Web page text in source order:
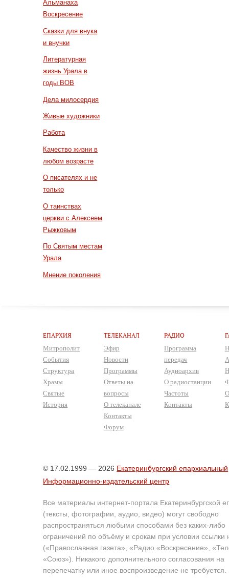
Альманаха
Воскресение
Сказки для внука
и внучки
Литературная
жизнь Урала в
годы ВОВ
Дела милосердия
Живые художники
Работа
Качество жизни в
любом возрасте
О писателях и не
только
О таинствах
церкви с Алексеем
Рыжковым
По Святым местам
Урала
Мнение поколения
ЕПАРХИЯ
Митрополит
События
Структура
Храмы
Святые
История
ТЕЛЕКАНАЛ
Эфир
Новости
Программы
Ответы на
вопросы
О телеканале
Контакты
Форум
РАДИО
Программа
передач
Аудиоархив
О радиостанции
Частоты
Контакты
© 17.02.1999 — 2026 Екатеринбургский епархиальный
Информационно-издательский центр
Все материалы интернет-портала Екатеринбургской
(тексты, фотографии, аудио, видео) могут свободно
распространяться любыми способами без каких-либо
ограничений по объёму и срокам при условии ссылки
(«Православная газета», «Радио «Воскресение»,
«Союз»). Никакого дополнительного согласования на
перепечатку или иное воспроизведение не требуется.